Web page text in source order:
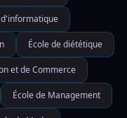
d'informatique
École de diététique
et de Commerce
École de Management